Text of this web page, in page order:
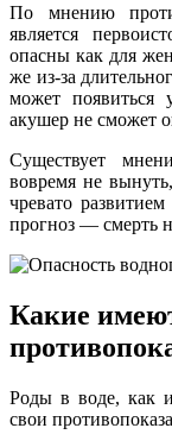
По мнению
является
опасны как для
же из-за
может появиться
акушер не сможет
Существует
вовремя не
чревато
прогноз — смерть
Какие
Роды в воде, как
свои